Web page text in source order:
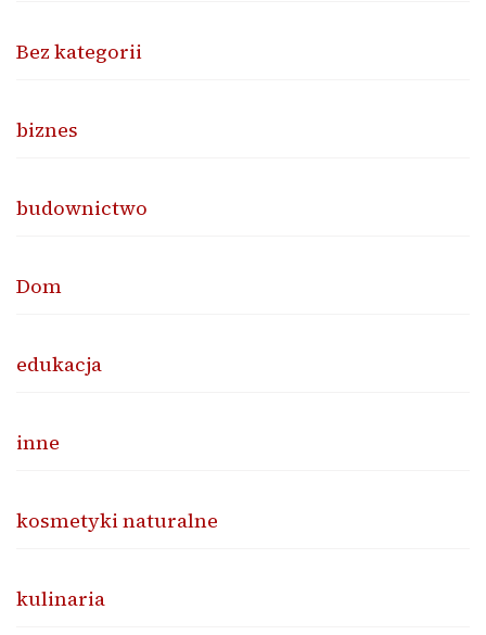
Bez kategorii
biznes
budownictwo
Dom
edukacja
inne
kosmetyki naturalne
kulinaria